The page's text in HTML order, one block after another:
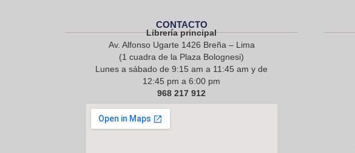
CONTACTO
Librería principal
Av. Alfonso Ugarte 1426 Breña – Lima
(1 cuadra de la Plaza Bolognesi)
Lunes a sábado de 9:15 am a 11:45 am y de
12:45 pm a 6:00 pm
968 217 912